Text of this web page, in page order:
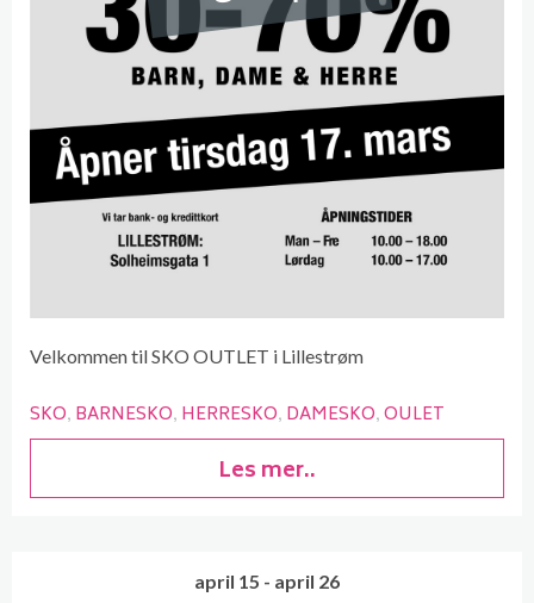
Velkommen til SKO OUTLET i Lillestrøm
SKO BARNESKO HERRESKO DAMESKO OULET
Les mer..
april 15 - april 26